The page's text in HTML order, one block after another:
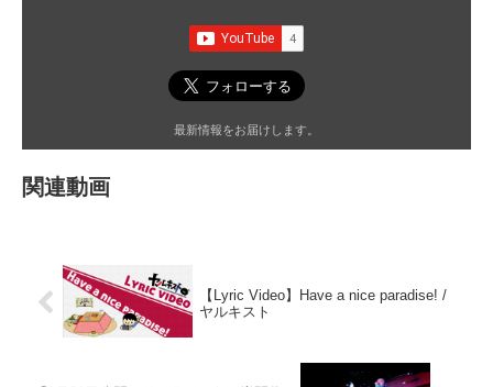
最新情報をお届けします。
関連動画
【Lyric Video】Have a nice paradise! /
ヤルキスト